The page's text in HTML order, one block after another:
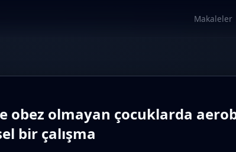
Makaleler
obez olmayan çocuklarda
bir çalışma